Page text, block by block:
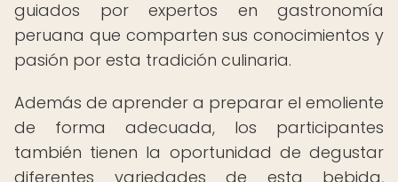
guiados por expertos en gastronomía
peruana que comparten sus conocimientos y
pasión por esta tradición culinaria.
Además de aprender a preparar el emoliente
de forma adecuada, los participantes
también tienen la oportunidad de degustar
diferentes variedades de esta bebida,